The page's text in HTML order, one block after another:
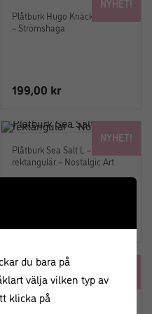
NYHET!
Plåtburk Hugo Knäckebröd Vit
– Strömshaga
199,00 kr
NYHET!
Plåtburk Sea Salt L – Hög
rektangulär – Nostalgic Art
Salladsbestick Zoey 30 cm
natur – O&J
du bara på
välja vilken typ av
klicka på